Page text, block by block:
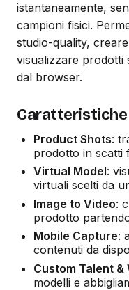
istantaneamente,
campioni fisici.
studio-quality,
visualizzare prodotti
dal browser.
Caratteristiche
Product Shots:
prodotto in scatti
Virtual Model:
virtuali scelti da
Image to Video:
prodotto
Mobile Capture:
contenuti da
Custom Talent &
modelli e